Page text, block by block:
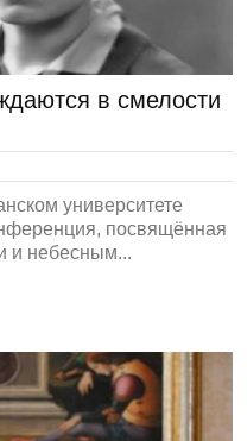
в смелости
университете
посвящённая
и небесным...